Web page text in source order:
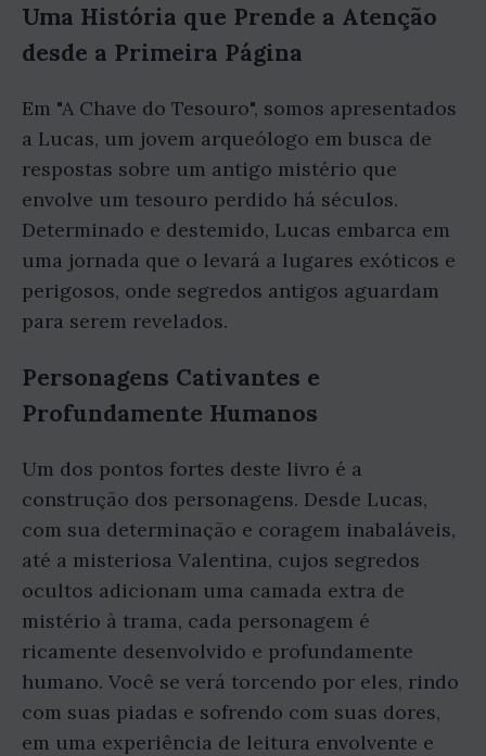
Uma História que Prende a Atenção
desde a Primeira Página
Em "A Chave do Tesouro", somos apresentados
a Lucas, um jovem arqueólogo em busca de
respostas sobre um antigo mistério que
envolve um tesouro perdido há séculos.
Determinado e destemido, Lucas embarca em
uma jornada que o levará a lugares exóticos e
perigosos, onde segredos antigos aguardam
para serem revelados.
Personagens Cativantes e
Profundamente Humanos
Um dos pontos fortes deste livro é a
construção dos personagens. Desde Lucas,
com sua determinação e coragem inabaláveis,
até a misteriosa Valentina, cujos segredos
ocultos adicionam uma camada extra de
mistério à trama, cada personagem é
ricamente desenvolvido e profundamente
humano. Você se verá torcendo por eles, rindo
com suas piadas e sofrendo com suas dores,
em uma experiência de leitura envolvente e